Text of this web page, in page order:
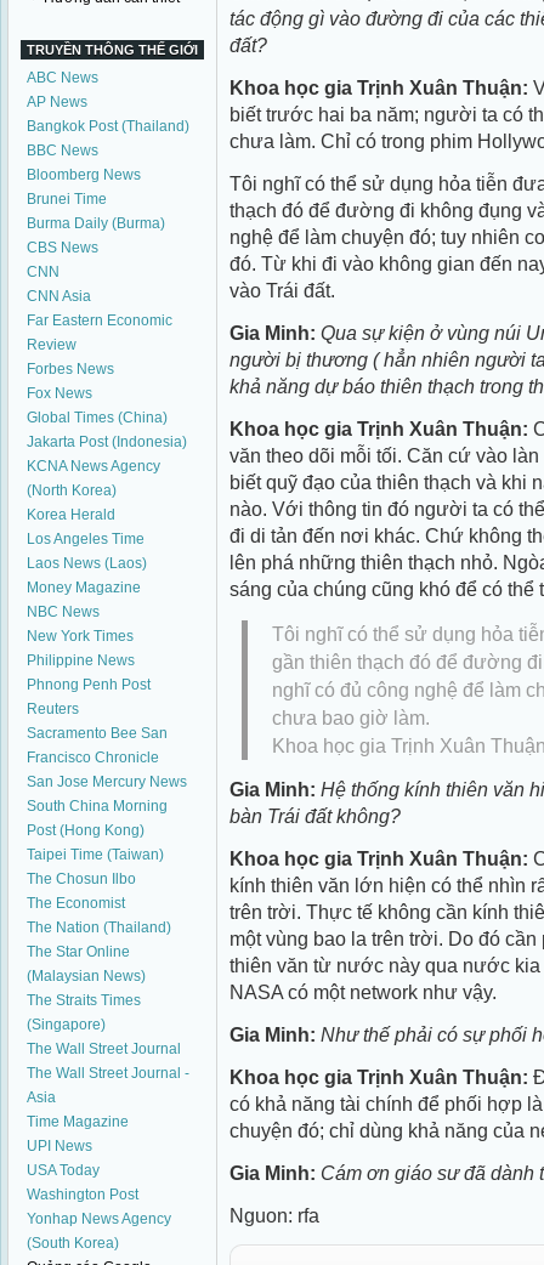
TRUYỀN THÔNG THẾ GIỚI
ABC News
AP News
Bangkok Post (Thailand)
BBC News
Bloomberg News
Brunei Time
Burma Daily (Burma)
CBS News
CNN
CNN Asia
Far Eastern Economic
Review
Forbes News
Fox News
Global Times (China)
Jakarta Post (Indonesia)
KCNA News Agency
(North Korea)
Korea Herald
Los Angeles Time
Laos News (Laos)
Money Magazine
NBC News
New York Times
Philippine News
Phnong Penh Post
Reuters
Sacramento Bee San
Francisco Chronicle
San Jose Mercury News
South China Morning
Post (Hong Kong)
Taipei Time (Taiwan)
The Chosun Ilbo
The Economist
The Nation (Thailand)
The Star Online
(Malaysian News)
The Straits Times
(Singapore)
The Wall Street Journal
The Wall Street Journal -
Asia
Time Magazine
UPI News
USA Today
Washington Post
Yonhap News Agency
(South Korea)
tác động gì vào đường đi của các
đất?
Khoa học gia Trịnh Xuân Thuận:
biết trước hai ba năm; người ta có
chưa làm. Chỉ có trong phim
Tôi nghĩ có thể sử dụng hỏa tiễn
thạch đó để đường đi không đụng
nghệ để làm chuyện đó; tuy nhiên
đó. Từ khi đi vào không gian đến
vào Trái đất.
Gia Minh: Qua sự kiện ở vùng núi
người bị thương ( hẳn nhiên người
khả năng dự báo thiên thạch trong
Khoa học gia Trịnh Xuân Thuận:
văn theo dõi mỗi tối. Căn cứ vào
biết quỹ đạo của thiên thạch và khi
nào. Với thông tin đó người ta có
đi di tản đến nơi khác. Chứ không
lên phá những thiên thạch nhỏ.
sáng của chúng cũng khó để có thể
Tôi nghĩ có thể sử dụng hỏa
gần thiên thạch đó để đường
nghĩ có đủ công nghệ để làm
chưa bao giờ làm.
Khoa học gia Trịnh Xuân
Gia Minh: Hệ thống kính thiên văn
bàn Trái đất không?
Khoa học gia Trịnh Xuân Thuận:
kính thiên văn lớn hiện có thể nhìn
trên trời. Thực tế không cần kính
một vùng bao la trên trời. Do đó
thiên văn từ nước này qua nước kia
NASA có một network như vậy.
Gia Minh: Như thế phải có sự phối
Khoa học gia Trịnh Xuân Thuận:
có khả năng tài chính để phối hợp
chuyện đó; chỉ dùng khả năng của
Gia Minh: Cám ơn giáo sư đã dành
Nguon: rfa